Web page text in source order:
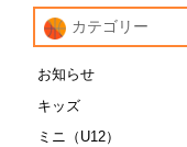
カテゴリー
お知らせ
キッズ
ミニ（U12）